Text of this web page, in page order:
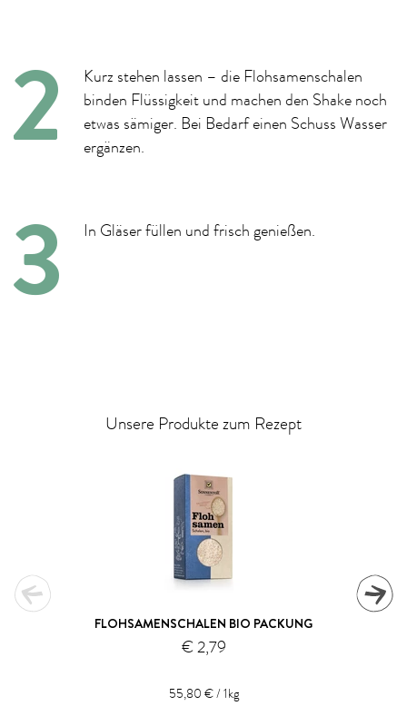
Kurz stehen lassen – die Flohsamenschalen
binden Flüssigkeit und machen den Shake noch
etwas sämiger. Bei Bedarf einen Schuss Wasser
ergänzen.
In Gläser füllen und frisch genießen.
Unsere Produkte zum Rezept
FLOHSAMENSCHALEN BIO PACKUNG
€ 2,79
55,80 € / 1kg